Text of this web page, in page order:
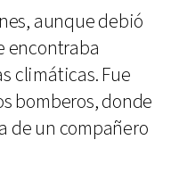
aunque debió
encontraba
climáticas. Fue
bomberos, donde
de un compañero